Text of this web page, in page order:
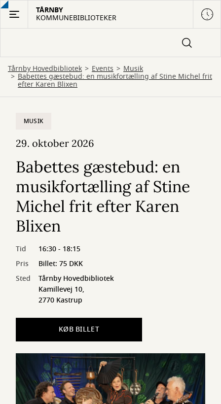
Gå
hovedindhold
TÅRNBY
KOMMUNEBIBLIOTEKER
Tårnby Hovedbibliotek Events Musik
Babettes gæstebud: en musikfortælling af Stine Michel frit
efter Karen Blixen
MUSIK
29. oktober 2026
Babettes gæstebud: en
musikfortælling af Stine
Michel frit efter Karen
Blixen
Tid
16:30 - 18:15
Pris
Billet: 75 DKK
Sted
Tårnby Hovedbibliotek
Kamillevej 10,
2770 Kastrup
KØB BILLET